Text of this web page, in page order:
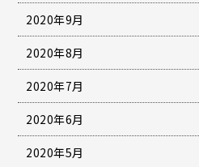
2020年9月
2020年8月
2020年7月
2020年6月
2020年5月